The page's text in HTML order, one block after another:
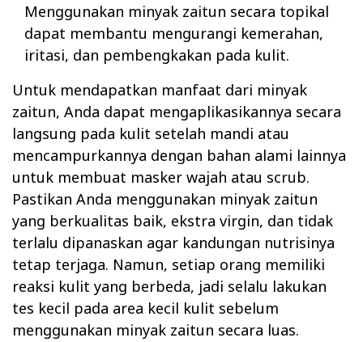
Menggunakan minyak zaitun secara topikal
dapat membantu mengurangi kemerahan,
iritasi, dan pembengkakan pada kulit.
Untuk mendapatkan manfaat dari minyak
zaitun, Anda dapat mengaplikasikannya secara
langsung pada kulit setelah mandi atau
mencampurkannya dengan bahan alami lainnya
untuk membuat masker wajah atau scrub.
Pastikan Anda menggunakan minyak zaitun
yang berkualitas baik, ekstra virgin, dan tidak
terlalu dipanaskan agar kandungan nutrisinya
tetap terjaga. Namun, setiap orang memiliki
reaksi kulit yang berbeda, jadi selalu lakukan
tes kecil pada area kecil kulit sebelum
menggunakan minyak zaitun secara luas.